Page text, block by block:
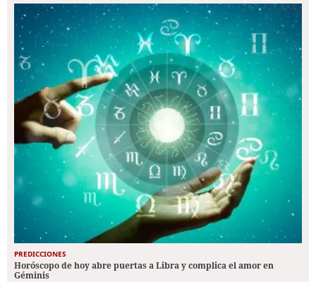
PREDICCIONES
Horóscopo de hoy abre puertas a Libra y complica el amor en
Géminis